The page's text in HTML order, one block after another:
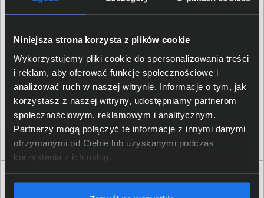
Niniejsza strona korzysta z plików cookie
Wykorzystujemy pliki cookie do spersonalizowania treści
i reklam, aby oferować funkcje społecznościowe i
analizować ruch w naszej witrynie. Informacje o tym, jak
korzystasz z naszej witryny, udostępniamy partnerom
społecznościowym, reklamowym i analitycznym.
Partnerzy mogą połączyć te informacje z innymi danymi
otrzymanymi od Ciebie lub uzyskanymi podczas
korzystania z ich usług.
Specyfikacja techniczna Dell Pro Max 16
MC16250 BTO127_MC16250_EMEA